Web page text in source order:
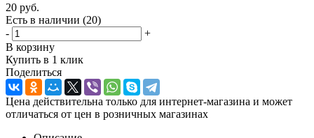
20 руб.
Есть в наличии (20)
-
+
В корзину
Купить в 1 клик
Поделиться
Цена действительна только для интернет-магазина и может
отличаться от цен в розничных магазинах